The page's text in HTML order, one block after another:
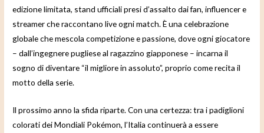
edizione limitata, stand ufficiali presi d’assalto dai fan, influencer e
streamer che raccontano live ogni match. È una celebrazione
globale che mescola competizione e passione, dove ogni giocatore
– dall’ingegnere pugliese al ragazzino giapponese – incarna il
sogno di diventare “il migliore in assoluto”, proprio come recita il
motto della serie.
Il prossimo anno la sfida riparte. Con una certezza: tra i padiglioni
colorati dei Mondiali Pokémon, l’Italia continuerà a essere